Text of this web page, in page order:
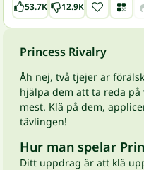
53.7K 12.9K
Princess Rivalry
Åh nej, två tjejer är
hjälpa dem att ta reda
mest. Klä på dem,
tävlingen!
Hur man spelar
Ditt uppdrag är att klä